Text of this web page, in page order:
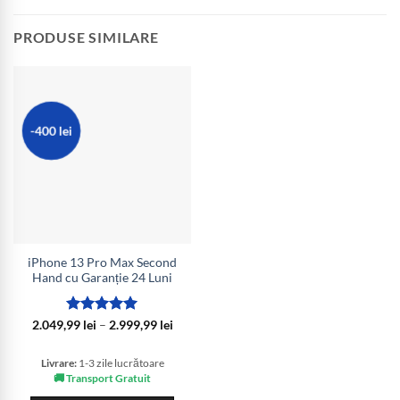
PRODUSE SIMILARE
-400 lei
iPhone 13 Pro Max Second
Hand cu Garanție 24 Luni
Evaluat la
2.049,99 lei – 2.999,99 leiInterval
2.999,99 lei
Livrare:1-3 zile lucrătoare
🚚 Transport Gratuit